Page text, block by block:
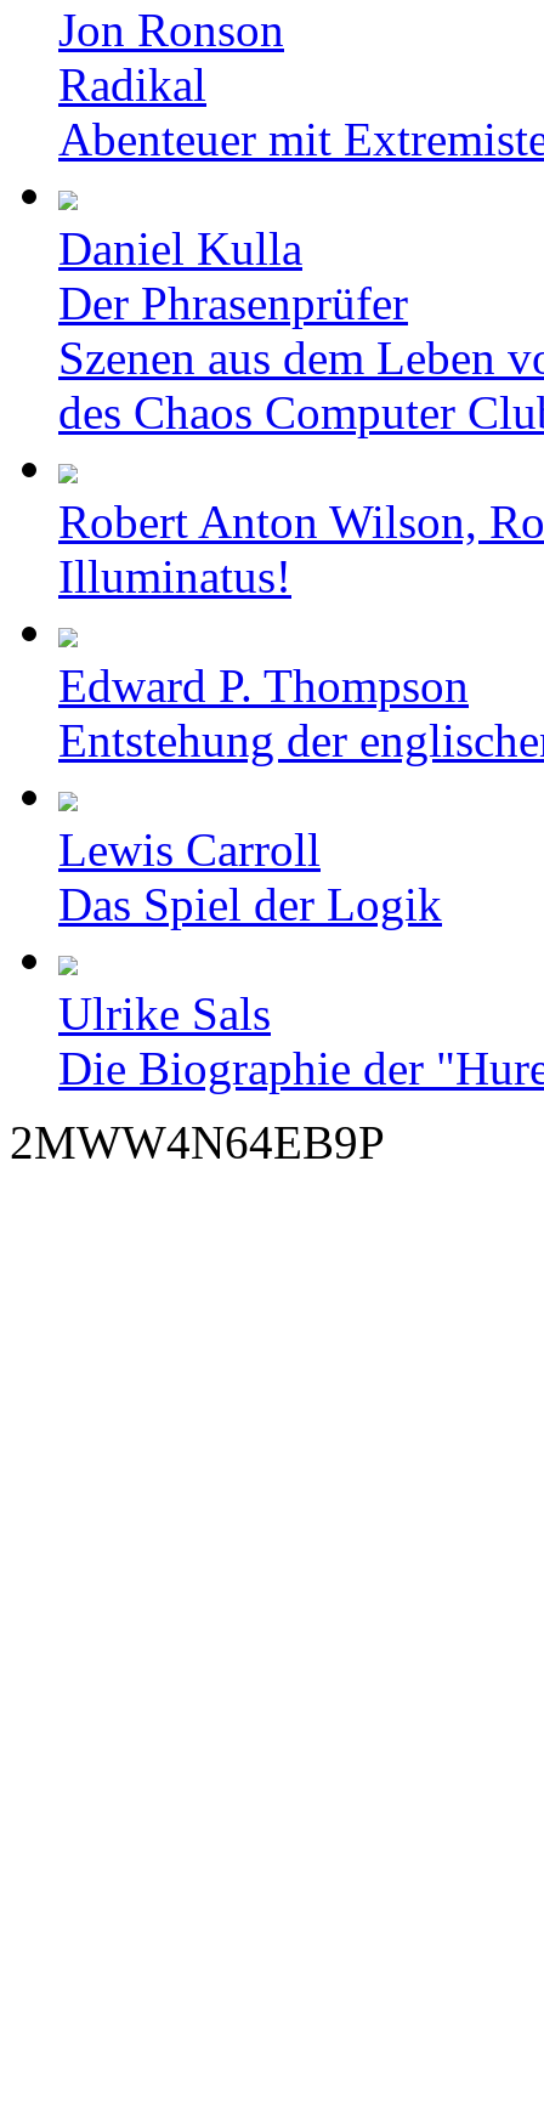
Jon Ronson
Radikal
Abenteuer mit
Daniel Kulla
Der Phrasenprüfer
Szenen aus dem Leben
des Chaos Computer
Robert Anton Wilson,
Illuminatus!
Edward P. Thompson
Entstehung der
Lewis Carroll
Das Spiel der Logik
Ulrike Sals
Die Biographie der
2MWW4N64EB9P